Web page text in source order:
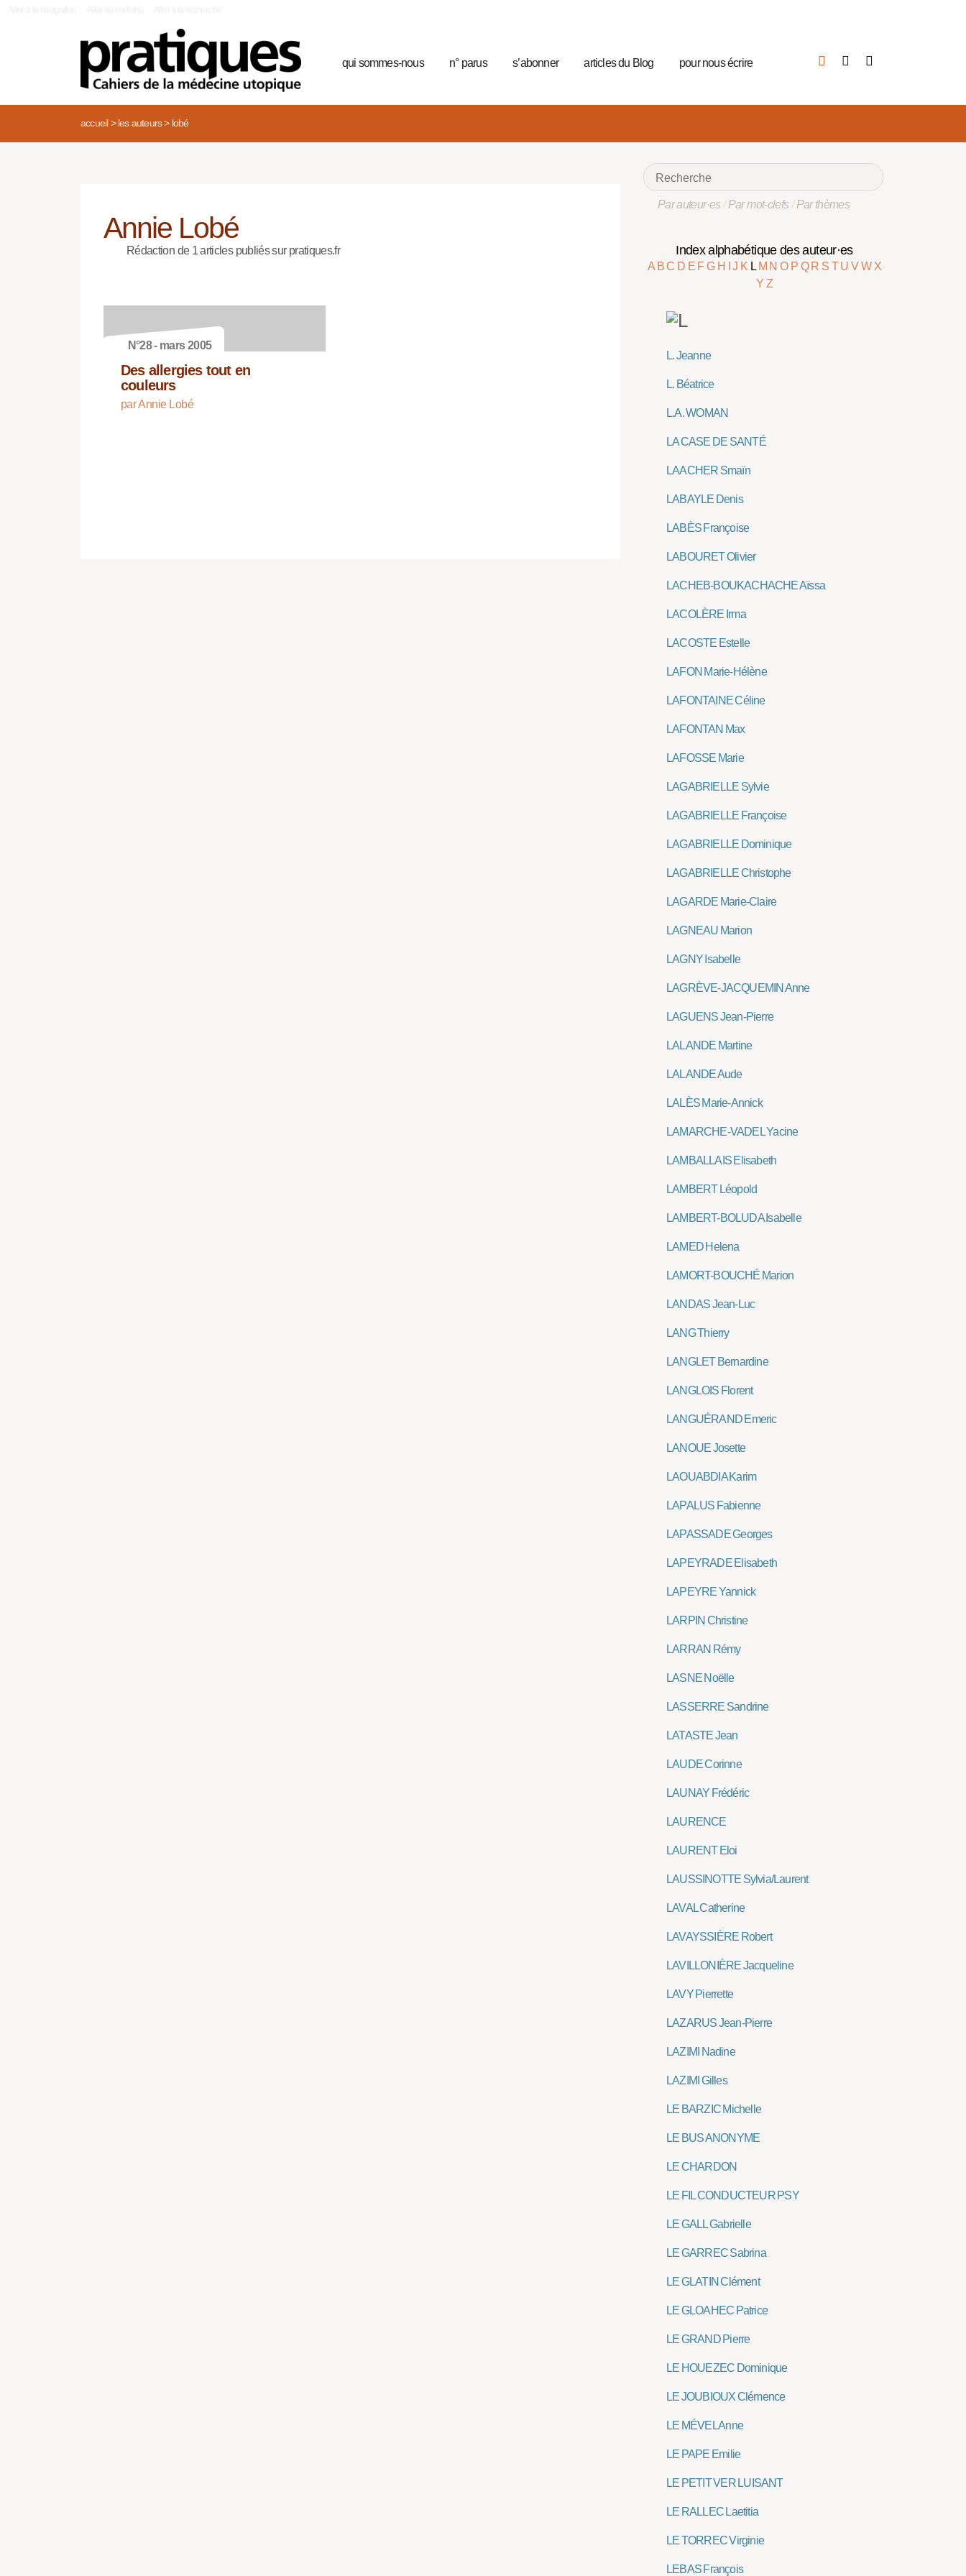
qui sommes-nous n° parus s’abonner articles du Blog pour nous écrire
accueil> les auteurs> lobé
Annie Lobé
Rédaction de 1 articles publiés sur pratiques.fr
N°28 - mars 2005
Des allergies tout en
couleurs
par Annie Lobé
Par auteur·es/Par mot-clefs/Par thèmes
Index alphabétique des auteur·es
A BC D E FG H IJ K L M NO P Q R S TUVW X
Y Z
L. Jeanne
L. Béatrice
L.A. WOMAN
LA CASE DE SANTÉ
LAACHER Smaïn
LABAYLE Denis
LABÈS Françoise
LABOURET Olivier
LACHEB-BOUKACHACHE Aïssa
LACOLÈRE Irma
LACOSTE Estelle
LAFON Marie-Hélène
LAFONTAINE Céline
LAFONTAN Max
LAFOSSE Marie
LAGABRIELLE Sylvie
LAGABRIELLE Françoise
LAGABRIELLE Dominique
LAGABRIELLE Christophe
LAGARDE Marie-Claire
LAGNEAU Marion
LAGNY Isabelle
LAGRÈVE-JACQUEMIN Anne
LAGUENS Jean-Pierre
LALANDE Martine
LALANDE Aude
LALÈS Marie-Annick
LAMARCHE-VADEL Yacine
LAMBALLAIS Elisabeth
LAMBERT Léopold
LAMBERT-BOLUDA Isabelle
LAMED Helena
LAMORT-BOUCHÉ Marion
LANDAS Jean-Luc
LANG Thierry
LANGLET Bernardine
LANGLOIS Florent
LANGUÉRAND Emeric
LANOUE Josette
LAOUABDIA Karim
LAPALUS Fabienne
LAPASSADE Georges
LAPEYRADE Elisabeth
LAPEYRE Yannick
LARPIN Christine
LARRAN Rémy
LASNE Noëlle
LASSERRE Sandrine
LATASTE Jean
LAUDE Corinne
LAUNAY Frédéric
LAURENCE
LAURENT Eloi
LAUSSINOTTE Sylvia/Laurent
LAVAL Catherine
LAVAYSSIÈRE Robert
LAVILLONIÈRE Jacqueline
LAVY Pierrette
LAZARUS Jean-Pierre
LAZIMI Nadine
LAZIMI Gilles
LE BARZIC Michelle
LE BUS ANONYME
LE CHARDON
LE FIL CONDUCTEUR PSY
LE GALL Gabrielle
LE GARREC Sabrina
LE GLATIN Clément
LE GLOAHEC Patrice
LE GRAND Pierre
LE HOUEZEC Dominique
LE JOUBIOUX Clémence
LE MÉVEL Anne
LE PAPE Emilie
LE PETIT VER LUISANT
LE RALLEC Laetitia
LE TORREC Virginie
LEBAS François